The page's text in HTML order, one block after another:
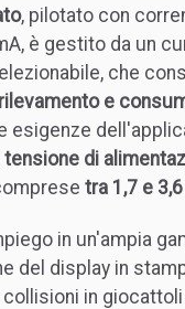
, pilotato con
è gestito da un
che
e
esigenze
tensione di
tra 1,7 e
in un'ampia
del display in
in